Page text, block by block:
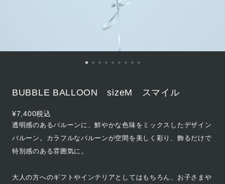
BUBBLE BALLOON sizeM スマイル
¥7,400税込
透明感のあるバルーンに、鮮やかな色味をミックスしたデザイン
バルーン。カラフルなバルーンが空間を美しく彩り、飾るだけで
特別感のある雰囲気に。
大人の方へのギフトやインテリアとしてはもちろん、お子さまや